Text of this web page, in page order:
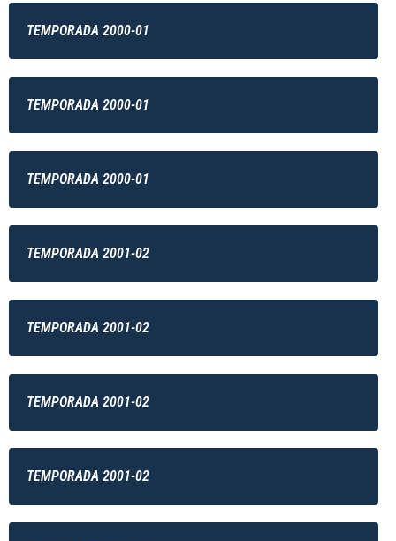
TEMPORADA 2000-01
TEMPORADA 2000-01
TEMPORADA 2000-01
TEMPORADA 2001-02
TEMPORADA 2001-02
TEMPORADA 2001-02
TEMPORADA 2001-02